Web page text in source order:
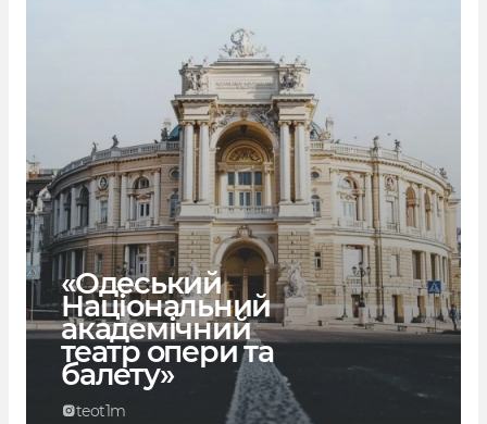
«Одеський
Національний
академічний
театр опери та
балету»
teot1m